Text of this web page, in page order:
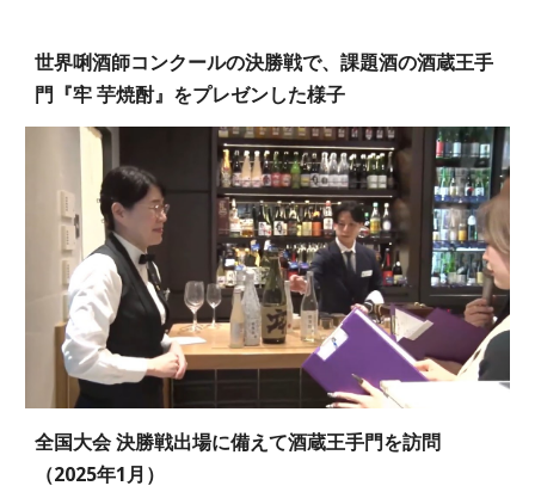
世界唎酒師コンクールの決勝戦で、課題酒の酒蔵王手
門『牢 芋焼酎』をプレゼンした様子
全国大会 決勝戦出場に備えて酒蔵王手門を訪問
（2025年1月 ）